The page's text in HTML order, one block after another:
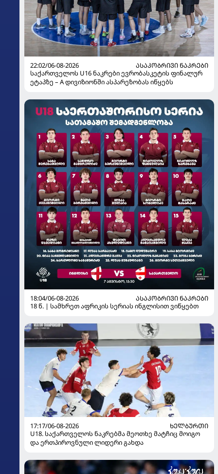
22:02/06-08-2026
ᲐᲡᲐᲙᲝᲑᲠᲘᲕᲘ ᲜᲐᲙᲠᲔᲑᲘ
საქართველოს U16 ნაკრები ევრობასკეტის ფინალურ
ეტაპზე – A დივიზიონში ასპარეზობას იწყებს
18:04/06-08-2026
ᲐᲡᲐᲙᲝᲑᲠᲘᲕᲘ ᲜᲐᲙᲠᲔᲑᲘ
18 წ. | სამხრეთ აფრიკის სერიას ინგლისით ვიწყებთ
17:17/06-08-2026
ᲮᲔᲚᲑᲣᲠᲗᲘ
U18. საქართველოს ნაკრებმა მეოთხე მატჩიც მოიგო
და ერთპიროვნული ლიდერი გახდა